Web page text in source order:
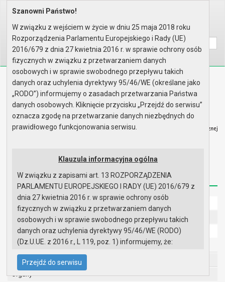
Home Informacje
Wyszukaj na stronie:
A
Biuletyn Informacji Publicznej
Urząd Miasta i Gminy w Gryfinie
Strona główna Mapa serwisu Aktualności
Redakcja Instrukcja korzystania Dostępność
UMiG - telefony wewnętrzne
Ochrona danych osobowych
Urząd Miasta i Gminy w Gryfinie
Straż Miejska
Organy
Szanowni Państwo!
W związku z wejściem w życie w dniu 25 maja 2018 roku
Rozporządzenia Parlamentu Europejskiego i Rady (UE)
2016/679 z dnia 27 kwietnia 2016 r. w sprawie ochrony osób
fizycznych w związku z przetwarzaniem danych
osobowych i w sprawie swobodnego przepływu takich
danych oraz uchylenia dyrektywy 95/46/WE (określane jako
„RODO”) informujemy o zasadach przetwarzania Państwa
danych osobowych. Kliknięcie przycisku „Przejdź do serwisu”
oznacza zgodę na przetwarzanie danych niezbędnych do
prawidłowego funkcjonowania serwisu.
Klauzula informacyjna ogólna
W związku z zapisami art. 13 ROZPORZĄDZENIA
PARLAMENTU EUROPEJSKIEGO I RADY (UE) 2016/679 z
dnia 27 kwietnia 2016 r. w sprawie ochrony osób
fizycznych w związku z przetwarzaniem danych
osobowych i w sprawie swobodnego przepływu takich
danych oraz uchylenia dyrektywy 95/46/WE (RODO)
(Dz.U.UE. z 2016 r., L 119, poz. 1) informujemy, że:
Administratorem Pani/Pana danych osobowych
jest:
Przejdź do serwisu